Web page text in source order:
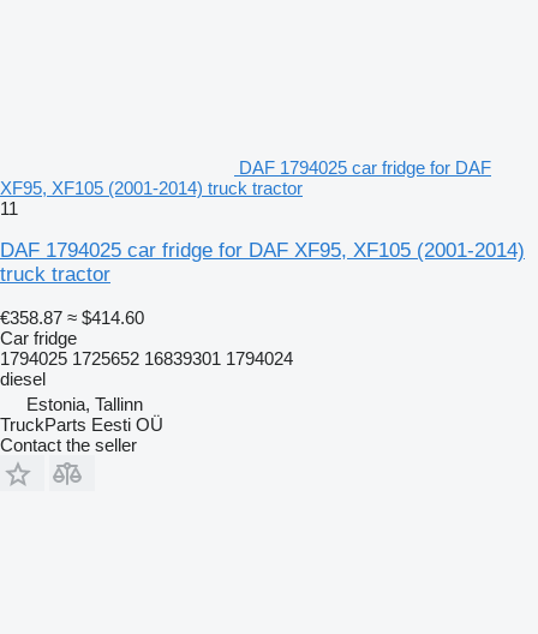
DAF 1794025 car fridge for DAF
XF95, XF105 (2001-2014) truck tractor
11
DAF 1794025 car fridge for DAF XF95, XF105 (2001-2014)
truck tractor
€358.87 ≈ $414.60
Car fridge
1794025 1725652 16839301 1794024
diesel
Estonia, Tallinn
TruckParts Eesti OÜ
Contact the seller